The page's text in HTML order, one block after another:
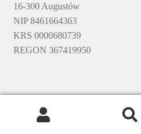
16-300 Augustów
NIP 8461664363
KRS 0000680739
REGON 367419950
© 2017-2020 by Jamiński
Krzysztof Zięcina